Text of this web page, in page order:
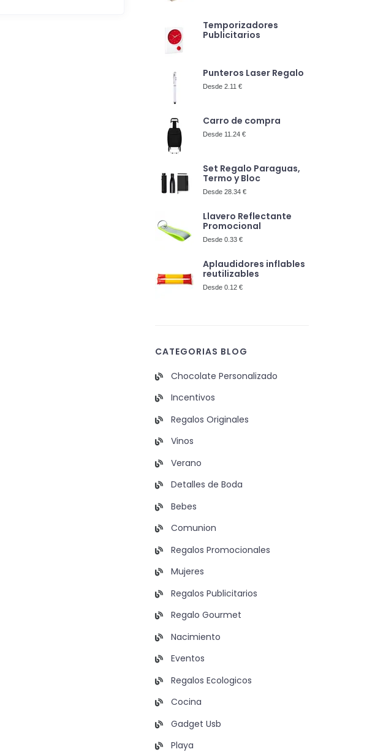
Temporizadores
Publicitarios
Punteros Laser Regalo
Desde 2.11 €
Carro de compra
Desde 11.24 €
Set Regalo Paraguas,
Termo y Bloc
Desde 28.34 €
Llavero Reflectante
Promocional
Desde 0.33 €
Aplaudidores inflables
reutilizables
Desde 0.12 €
CATEGORIAS BLOG
Chocolate Personalizado
Incentivos
Regalos Originales
Vinos
Verano
Detalles de Boda
Bebes
Comunion
Regalos Promocionales
Mujeres
Regalos Publicitarios
Regalo Gourmet
Nacimiento
Eventos
Regalos Ecologicos
Cocina
Gadget Usb
Playa